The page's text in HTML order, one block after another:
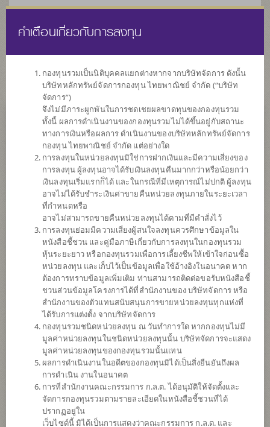
หน้าแรก รายการกองทุน ข้อมูลกองทุน
ค้นหากองทุนดีๆ กับ scbam
กองทุนเปิดไทยพาณิชย์ ไทยผสมยั่งยืน
คำเตือนเกี่ยวกับการลงทุน
กองทุนรวมเป็นนิติบุคคลแยกต่างหากจากบริษัทจัดการ ดังนั้น
บริษัทหลักทรัพย์จัดการกองทุน ไทยพาณิชย์ จำกัด (“บริษัท
จัดการ”)
จึงไม่มีภาระผูกพันในการชดเชยผลขาดทุนของกองทุนรวม
ทั้งนี้ ผลการดำเนินงานของกองทุนรวมไม่ได้ขึ้นอยู่กับสถานะ
ทางการเงินหรือผลการ ดำเนินงานของบริษัทหลักทรัพย์จัดการ
กองทุน ไทยพาณิชย์ จำกัด แต่อย่างใด
การลงทุนในหน่วยลงทุนมิใช่การฝากเงินและมีความเสี่ยงของ
การลงทุน ผู้ลงทุนอาจได้รับเงินลงทุนคืนมากกว่าหรือน้อยกว่า
เงินลงทุนเริ่มแรกก็ได้ และในกรณีที่มีเหตุการณ์ไม่ปกติ ผู้ลงทุน
อาจไม่ได้รับชำระเงินค่าขายคืนหน่วยลงทุนภายในระยะเวลา
ที่กำหนดหรือ
อาจไม่สามารถขายคืนหน่วยลงทุนได้ตามที่มีคำสั่งไว้
การลงทุนย่อมมีความเสี่ยงผู้สนใจลงทุนควรศึกษาข้อมูลใน
หนังสือชี้ชวน และคู่มือภาษีเกี่ยวกับการลงทุนในกองทุนรวม
หุ้นระยะยาว หรือกองทุนรวมเพื่อการเลี้ยงชีพให้เข้าใจก่อนซื้อ
หน่วยลงทุน และเก็บไว้เป็นข้อมูลเพื่อใช้อ้างอิงในอนาคต หาก
ต้องการทราบข้อมูลเพิ่มเติม ท่านสามารถติดต่อขอรับหนังสือชี้
ชวนส่วนข้อมูลโครงการได้ที่สำนักงานของ บริษัทจัดการ หรือ
สำนักงานของตัวแทนสนับสนุนการขายหน่วยลงทุนทุกแห่งที่
ได้รับการแต่งตั้ง จากบริษัทจัดการ
กองทุนรวมชนิดหน่วยลงทุน ณ วันทำการใด หากกองทุนไม่มี
มูลค่าหน่วยลงทุนในชนิดหน่วยลงทุนนั้น บริษัทจัดการจะแสดง
มูลค่าหน่วยลงทุนของกองทุนรวมนั้นแทน
ผลการดำเนินงานในอดีตของกองทุนมิได้เป็นสิ่งยืนยันถึงผล
การดำเนิน งานในอนาคต
การที่สำนักงานคณะกรรมการ ก.ล.ต. ได้อนุมัติให้จัดตั้งและ
จัดการกองทุนรวมตามรายละเอียดในหนังสือชี้ชวนที่ได้
ปรากฏอยู่ใน
เว็บไซด์นี้ มิได้เป็นการแสดงว่าคณะกรรมการ ก.ล.ต. และ